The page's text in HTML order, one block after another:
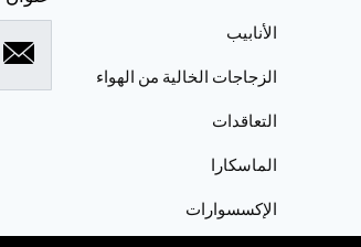
الأنابيب
الزجاجات الخالية من الهواء
التعاقدات
الماسكارا
الإكسسوارات